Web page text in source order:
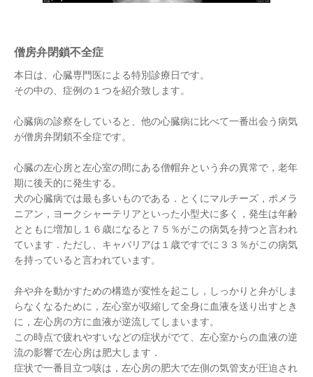
僧房弁閉鎖不全症
本日は、心臓専門医による特別診療日です。
その中の、症例の１つを紹介致します。
心臓病の診察をしていると、他の心臓病に比べて一番出会う病気
が僧房弁閉鎖不全症です。
心臓の左心房と左心室の間にある僧帽弁という弁の異常で，老年
期に後天的に発生する。
犬の心臓病では最も多いものである．とくにマルチーズ，ポメラ
ニアン，ヨークシャーテリアといった小型犬に多く，発生は年齢
とともに増加し１６歳になると７５％がこの病気を持つと言われ
ています．ただし、キャバリアは１歳ですでに３３％がこの病気
を持っていると言われています。
弁や弁を動かすための構造が変性を起こし，しっかりと弁がしま
らなくなるために，左心室が収縮して全身に血液を送り出すとき
に，左心房の方に血液が逆流してしまいます。
この時点で疲れやすいなどの症状がでて、左心室からの血液の逆
流の影響で左心房は肥大します．
症状で一番目立つ咳は，左心房の肥大で左側の気管支が圧迫され